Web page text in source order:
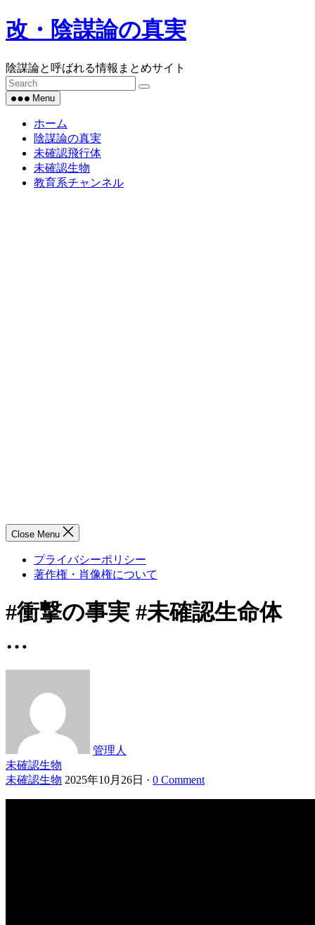
Skip
to
改・陰謀論の真実
陰謀論と呼ばれる情報まとめサイト
Menu
ホーム
陰謀論の真実
未確認飛行体
未確認生物
教育系チャンネル
Close Menu
プライバシーポリシー
著作権・肖像権について
#衝撃の事実 #未確認生命体
…
管理人
未確認生物
未確認生物 2025年10月26日 · 0 Comment